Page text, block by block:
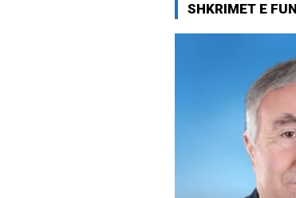
SHKRIMET E